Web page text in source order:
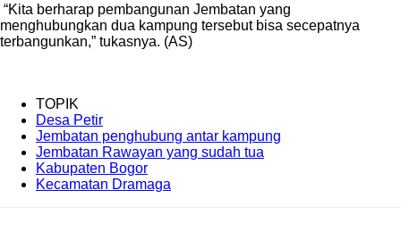
‎ “Kita berharap pembangunan Jembatan yang
menghubungkan dua kampung tersebut bisa secepatnya
terbangunkan,” tukasnya. (AS)
TOPIK
Desa Petir
Jembatan penghubung antar kampung
Jembatan Rawayan yang sudah tua
Kabupaten Bogor
Kecamatan Dramaga